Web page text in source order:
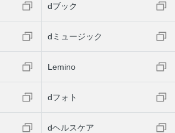
dブック
dミュージック
Lemino
dフォト
dヘルスケア